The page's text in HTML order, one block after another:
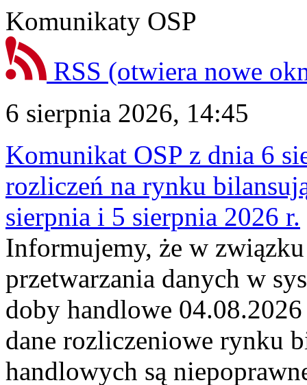
Komunikaty OSP
RSS (otwiera nowe
6 sierpnia 2026, 14:45
Komunikat OSP z dnia 6
rozliczeń na rynku
sierpnia i 5 sierpnia 2026 r.
Informujemy, że w
przetwarzania danych w
doby handlowe
dane rozliczeniowe rynku
handlowych są